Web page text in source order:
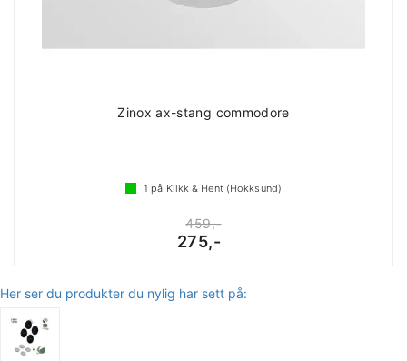
Zinox ax-stang commodore
1 på Klikk & Hent (Hokksund)
459,-
275,-
Her ser du produkter du nylig har sett på: